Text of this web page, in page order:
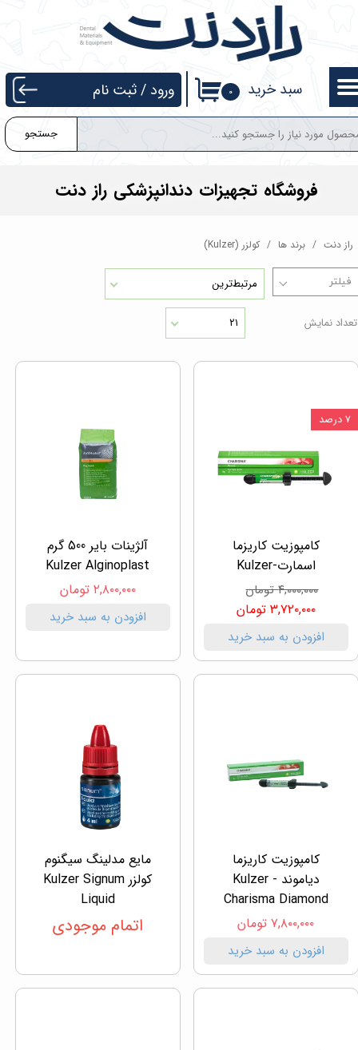
جستجو
۰ سبد خرید ورود /ثبت نام
حساب کاربری من
تغییر گذر واژه
سفارشات
خروج از حساب کاربری
فروشگاه تجهیزات دندانپزشکی راز دنت
راز دنت برند ها کولزر (Kulzer)
مرتبط‌ترین
تعداد نمایش ۲۱
کامپوزیت کاریزما
اسمارت-Kulzer
۴,۰۰۰,۰۰۰ تومان
۳,۷۲۰,۰۰۰ تومان
افزودن به سبد خرید
۷ درصد
آلژینات بایر 500 گرم
Kulzer Alginoplast
۲,۸۰۰,۰۰۰ تومان
افزودن به سبد خرید
کامپوزیت کاریزما
دیاموند - Kulzer
Charisma Diamond
۷,۸۰۰,۰۰۰ تومان
افزودن به سبد خرید
مایع مدلینگ سیگنوم
کولزر Kulzer Signum
Liquid
اتمام موجودی